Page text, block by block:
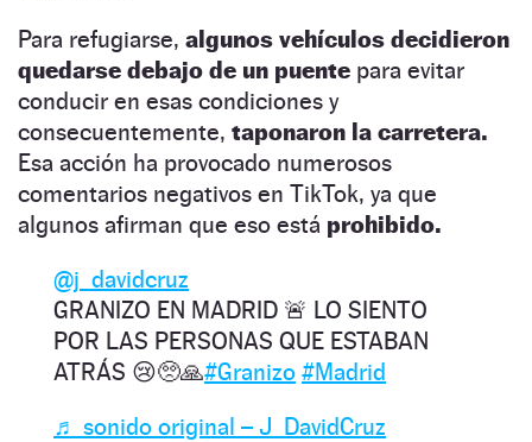
Para refugiarse, algunos vehículos decidieron
quedarse debajo de un puente para evitar
conducir en esas condiciones y
consecuentemente, taponaron la carretera.
Esa acción ha provocado numerosos
comentarios negativos en TikTok, ya que
algunos afirman que eso está prohibido.
@j_davidcruz
GRANIZO EN MADRID 🚨 LO SIENTO
POR LAS PERSONAS QUE ESTABAN
ATRÁS 😢🥺🙏#Granizo #Madrid
♬ sonido original – J_DavidCruz